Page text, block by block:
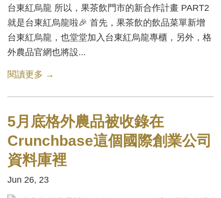
台東紅烏龍 所以，果茶飲門市的新合作計畫 PART2
就是台東紅烏龍啦🎉 首先，果茶飲的飲品菜單新增
台東紅烏龍，也堂堂加入台東紅烏龍專櫃，另外，格
外農品官網也將設...
閱讀更多 →
5月底格外農品被收錄在
Crunchbase這個國際創業公司
資料庫裡
Jun 26, 23